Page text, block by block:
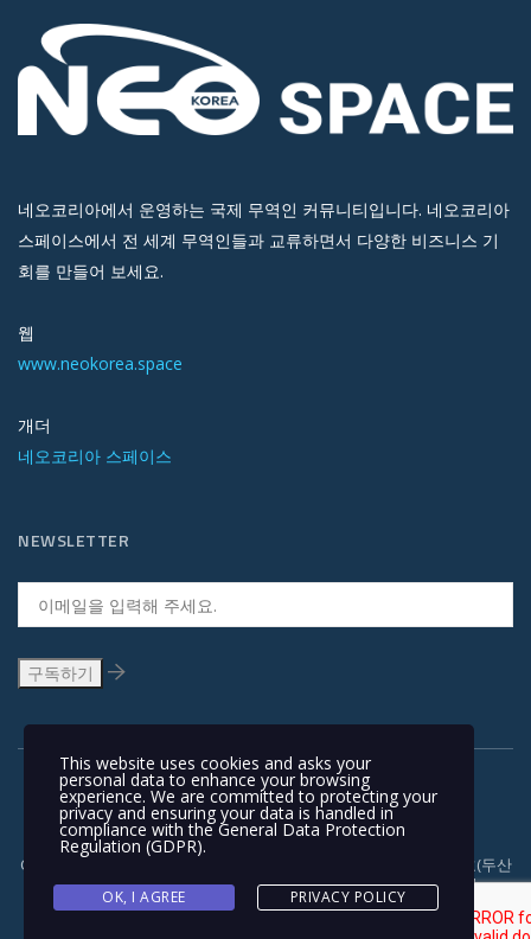
네오코리아에서 운영하는 국제 무역인 커뮤니티입니다. 네오코리아
스페이스에서 전 세계 무역인들과 교류하면서 다양한 비즈니스 기
회를 만들어 보세요.
웹
www.neokorea.space
개더
네오코리아 스페이스
NEWSLETTER
Copyright © 1991-2018 | 경기도 안양시 흥안대로 415, 서관 1110호(두산
벤처다임) 우: 14059 | T +82-31-478-5434 | F +82-31-478-5437 |
NEOKOREA TRADING COMPANY LIMITED. NEOKOREA. ALL RIGHTS
This website uses cookies and asks your
personal data to enhance your browsing
experience. We are committed to protecting your
privacy and ensuring your data is handled in
compliance with theGeneral Data Protection
Regulation (GDPR).
OK, I AGREE PRIVACY POLICY